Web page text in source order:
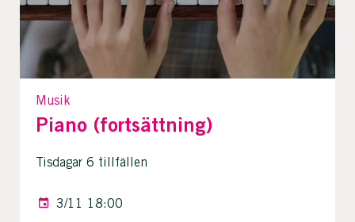
Musik
Piano (fortsättning)
Tisdagar 6 tillfällen
3/11 18:00